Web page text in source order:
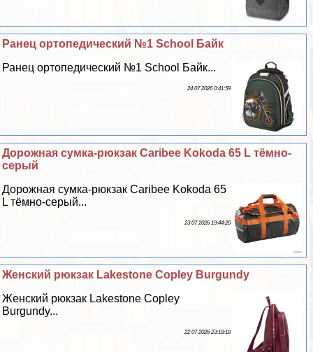
Ранец ортопедический №1 School Байк
Ранец ортопедический №1 School Байк...
24 07 2026 0:41:59
Дорожная сумка-рюкзак Caribee Kokoda 65 L тёмно-
серый
Дорожная сумка-рюкзак Caribee Kokoda 65
L тёмно-серый...
23 07 2026 19:44:20
Женский рюкзак Lakestone Copley Burgundy
Женский рюкзак Lakestone Copley
Burgundy...
22 07 2026 23:18:18